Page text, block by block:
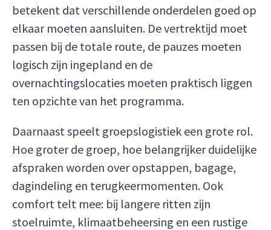
betekent dat verschillende onderdelen goed op
elkaar moeten aansluiten. De vertrektijd moet
passen bij de totale route, de pauzes moeten
logisch zijn ingepland en de
overnachtingslocaties moeten praktisch liggen
ten opzichte van het programma.
Daarnaast speelt groepslogistiek een grote rol.
Hoe groter de groep, hoe belangrijker duidelijke
afspraken worden over opstappen, bagage,
dagindeling en terugkeermomenten. Ook
comfort telt mee: bij langere ritten zijn
stoelruimte, klimaatbeheersing en een rustige